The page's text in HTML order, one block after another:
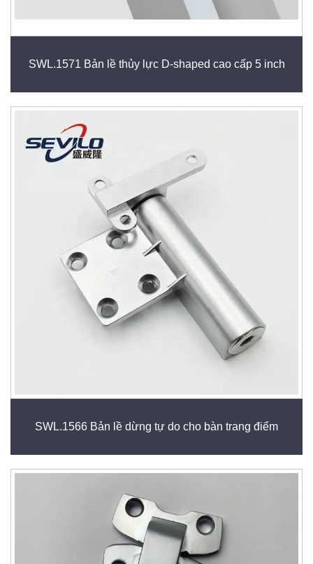
SWL.1571 Bản lề thủy lực D-shaped cao cấp 5 inch
SWL.1566 Bản lề dừng tự do cho bàn trang điểm